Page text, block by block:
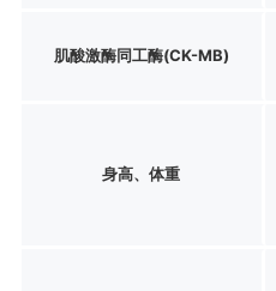
肌酸激酶同工酶(CK-MB)
身高、体重